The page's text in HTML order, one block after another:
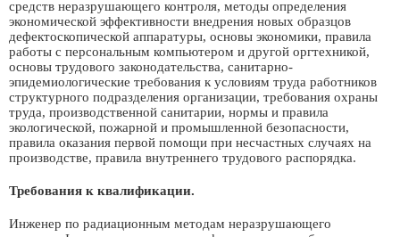
средств неразрушающего контроля, методы определения
экономической эффективности внедрения новых образцов
дефектоскопической аппаратуры, основы экономики, правила
работы с персональным компьютером и другой оргтехникой,
основы трудового законодательства, санитарно-
эпидемиологические требования к условиям труда работников
структурного подразделения организации, требования охраны
труда, производственной санитарии, нормы и правила
экологической, пожарной и промышленной безопасности,
правила оказания первой помощи при несчастных случаях на
производстве, правила внутреннего трудового распорядка.
Требования к квалификации.
Инженер по радиационным методам неразрушающего